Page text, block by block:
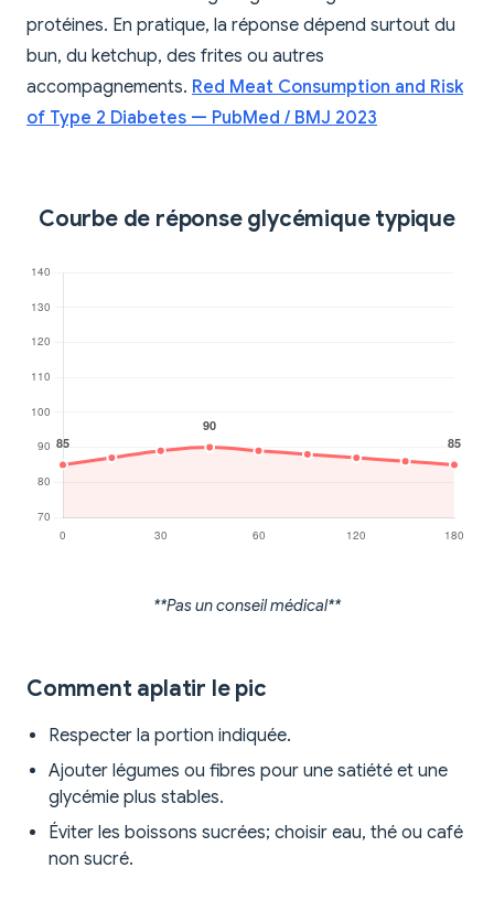
protéines. En pratique, la réponse dépend surtout du
bun, du ketchup, des frites ou autres
accompagnements. Red Meat Consumption and Risk
of Type 2 Diabetes — PubMed / BMJ 2023
Courbe de réponse glycémique typique
**Pas un conseil médical**
Comment aplatir le pic
Respecter la portion indiquée.
Ajouter légumes ou fibres pour une satiété et une
glycémie plus stables.
Éviter les boissons sucrées; choisir eau, thé ou café
non sucré.